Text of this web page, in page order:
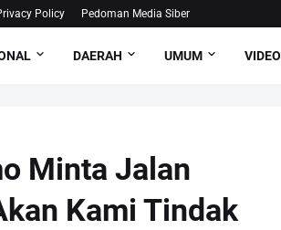
Policy Pedoman Media Siber
DAERAH UMUM VIDEO
Minta Jalan
Kami Tindak